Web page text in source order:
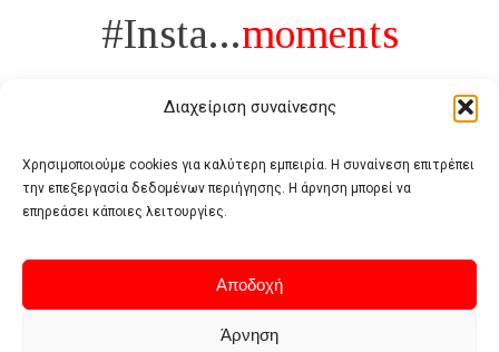
Διαχείριση συναίνεσης
Χρησιμοποιούμε cookies για καλύτερη εμπειρία. Η συναίνεση επιτρέπει
την επεξεργασία δεδομένων περιήγησης. Η άρνηση μπορεί να
επηρεάσει κάποιες λειτουργίες.
Αποδοχή
Άρνηση
#Insta...moments
Πολυτέλεια δεν είναι το αντίθετο της ανέχειας, είναι το αντίθετο της